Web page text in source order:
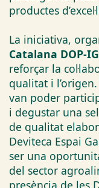
productes
La iniciativa,
Catalana DOP-
reforçar la
qualitat i
van poder
i degustar una
de qualitat
Deviteca Espai
ser una
del sector
presència de les